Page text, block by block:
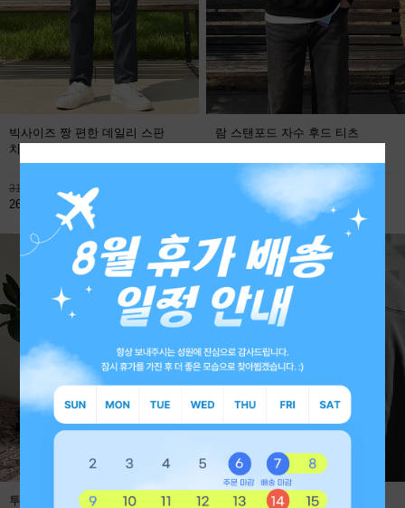
빅사이즈 짱 편한 데일리 스판
치노팬츠
31,900원
26,800원
람 스탠포드 자수 후드 티츠
59,800원
투턱 사계절 프리미엄 와이드 데님
에어로 쿨에버 절개 오버핏 긴팔